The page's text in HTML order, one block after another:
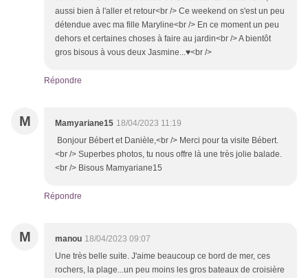
aussi bien à l'aller et retour<br /> Ce weekend on s'est un peu
détendue avec ma fille Maryline<br /> En ce moment un peu
dehors et certaines choses à faire au jardin<br /> A bientôt
gros bisous à vous deux Jasmine...♥<br />
Répondre
M Mamyariane15 18/04/2023 11:19
Bonjour Bébert et Danièle,<br /> Merci pour ta visite Bébert.
<br /> Superbes photos, tu nous offre là une très jolie balade.
<br /> Bisous Mamyariane15
Répondre
M manou 18/04/2023 09:07
Une très belle suite. J'aime beaucoup ce bord de mer, ces
rochers, la plage...un peu moins les gros bateaux de croisière